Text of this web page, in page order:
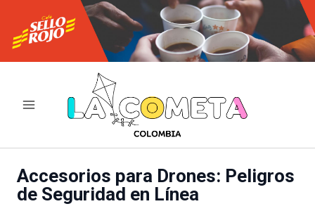
contenido
Accesorios para Drones: Peligros
de Seguridad en Línea